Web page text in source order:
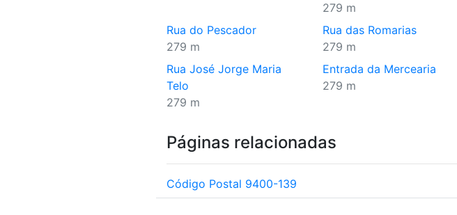
279 m
Rua do Pescador
279 m
Rua das Romarias
279 m
Rua José Jorge Maria
Telo
279 m
Entrada da Mercearia
279 m
Páginas relacionadas
Código Postal 9400-139